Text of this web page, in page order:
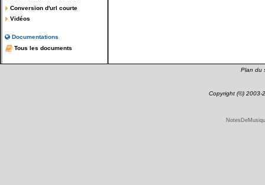
Conversion d'url courte
Vidéos
Documentations
Tous les documents
Plan du
Copyright (©) 2003-